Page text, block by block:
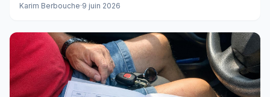
Karim Berbouche·9 juin 2026